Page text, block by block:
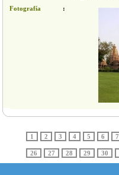
Fotografía :
1 2 3 4 5 6 7
26 27 28 29 30